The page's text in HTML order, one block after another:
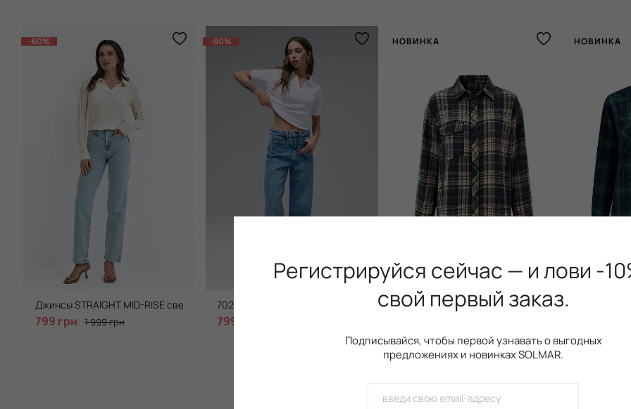
-60%
Джинсы STRAIGHT MID-RISE светло голубого цвета с акцентной кокеткой
799 грн 1 999 грн
-60%
7021 джинсы WIDE-LEG с карманами, голубого цвета
799 грн
НОВИНКА
Рубашка в клетку, Blue
1 899 грн
НОВИНКА
1 799 грн
Регистрируйся сейчас — и лови -
свой первый заказ.
Подписывайся, чтобы первой узнавать о выгодных
предложениях и новинках SOLMAR.